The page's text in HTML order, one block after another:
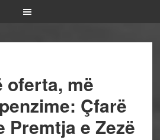
oferta, më
Çfarë
Premtja e Zezë